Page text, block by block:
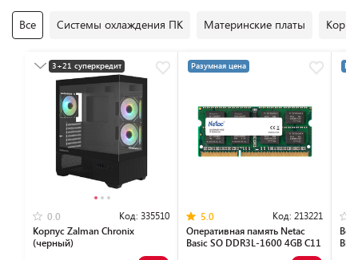
Все Системы охлаждения ПК Материнские платы
3+21 суперкредит
Разумная цена
0.0 Код: 335510
Корпус Zalman Chronix
(черный)
Разумная цена
5.0 Код: 213221
Оперативная память Netac
Basic SO DDR3L-1600 4GB C11